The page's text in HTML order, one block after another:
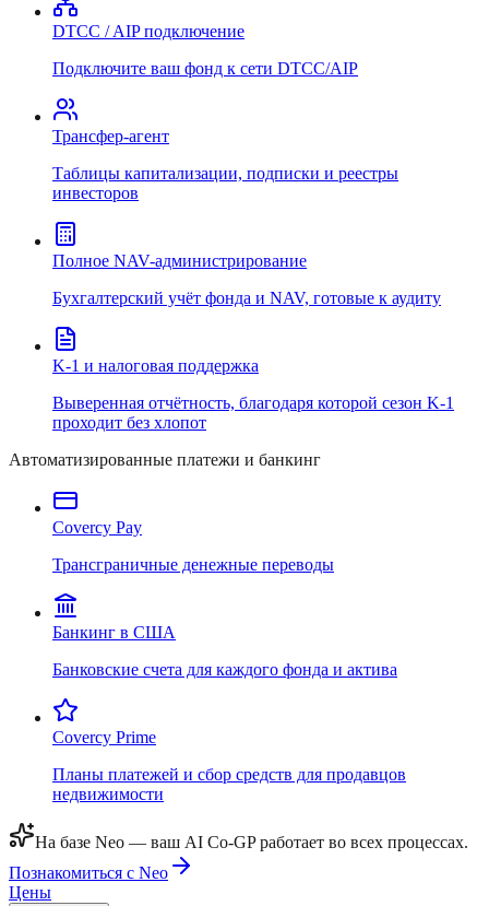
DTCC / AIP подключение
Подключите ваш фонд к сети DTCC/AIP
Трансфер-агент
Таблицы капитализации, подписки и реестры
инвесторов
Полное NAV-администрирование
Бухгалтерский учёт фонда и NAV, готовые к аудиту
K-1 и налоговая поддержка
Выверенная отчётность, благодаря которой сезон K-1
проходит без хлопот
Автоматизированные платежи и банкинг
Covercy Pay
Трансграничные денежные переводы
Банкинг в США
Банковские счета для каждого фонда и актива
Covercy Prime
Планы платежей и сбор средств для продавцов
недвижимости
На базе Neo — ваш AI Co-GP работает во всех процессах.
Познакомиться с Neo
Цены